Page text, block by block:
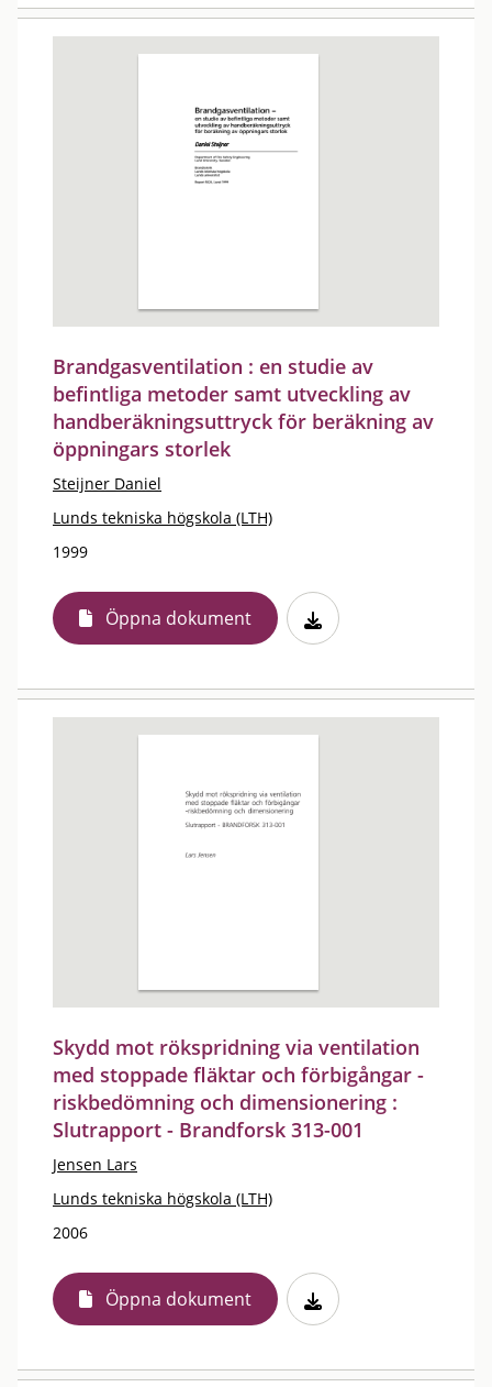
Brandgasventilation : en studie av
befintliga metoder samt utveckling av
handberäkningsuttryck för beräkning av
öppningars storlek
Steijner Daniel
Lunds tekniska högskola (LTH)
1999
Öppna dokument
Skydd mot rökspridning via ventilation
med stoppade fläktar och förbigångar -
riskbedömning och dimensionering :
Slutrapport - Brandforsk 313-001
Jensen Lars
Lunds tekniska högskola (LTH)
2006
Öppna dokument